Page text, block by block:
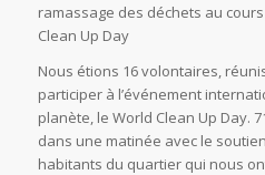
ramassage des déchets au cours
Clean Up Day
Nous étions 16 volontaires,
participer à l’événement
planète, le World Clean Up Day.
dans une matinée avec le
habitants du quartier qui nous